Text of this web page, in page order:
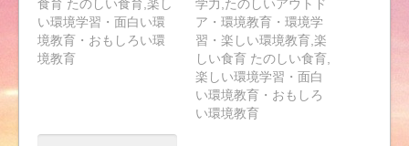
食育 たのしい食育,楽し
い環境学習・面白い環
境教育・おもしろい環
境教育
学力,たのしいアウトド
ア・環境教育・環境学
習・楽しい環境教育,楽
しい食育 たのしい食育,
楽しい環境学習・面白
い環境教育・おもしろ
い環境教育